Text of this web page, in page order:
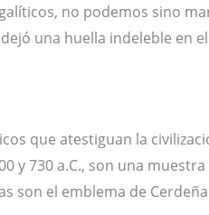
no podemos sino
una huella indeleble en
que atestiguan la
y 730 a.C., son una
son el emblema de